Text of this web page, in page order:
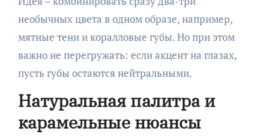
необычных цвета в одном образе, например,
мятные тени и коралловые губы. Но при этом
важно не перегружать: если акцент на глазах,
пусть губы остаются нейтральными.
Натуральная палитра и
карамельные нюансы